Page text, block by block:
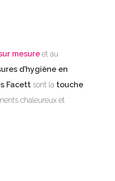
mesure et au
d’hygiène en
Facett sont la touche
chaleureux et